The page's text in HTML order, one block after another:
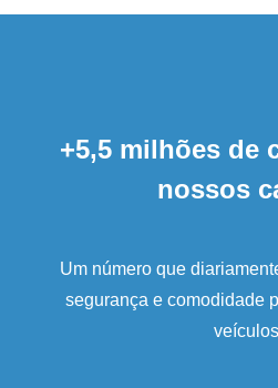
+5,5 milhões de
nossos
Um número que
segurança e comodidade